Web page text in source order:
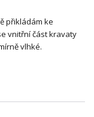
přikládám ke
vnitřní část kravaty
vlhké.